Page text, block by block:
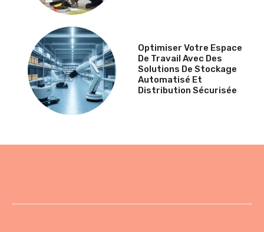
Optimiser Votre Espace
De Travail Avec Des
Solutions De Stockage
Automatisé Et
Distribution Sécurisée